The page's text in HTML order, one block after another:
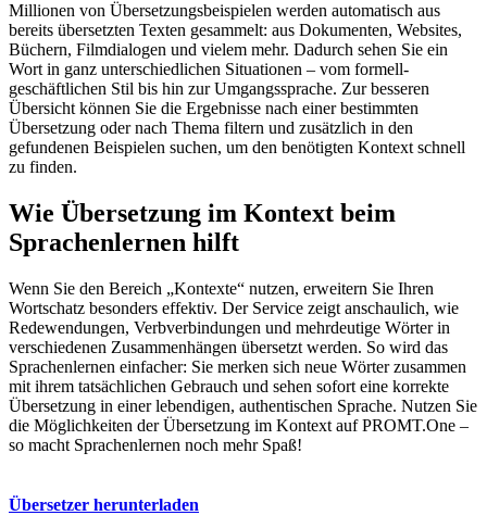
Millionen von Übersetzungsbeispielen werden automatisch aus
bereits übersetzten Texten gesammelt: aus Dokumenten, Websites,
Büchern, Filmdialogen und vielem mehr. Dadurch sehen Sie ein
Wort in ganz unterschiedlichen Situationen – vom formell-
geschäftlichen Stil bis hin zur Umgangssprache. Zur besseren
Übersicht können Sie die Ergebnisse nach einer bestimmten
Übersetzung oder nach Thema filtern und zusätzlich in den
gefundenen Beispielen suchen, um den benötigten Kontext schnell
zu finden.
Wie Übersetzung im Kontext beim
Sprachenlernen hilft
Wenn Sie den Bereich „Kontexte“ nutzen, erweitern Sie Ihren
Wortschatz besonders effektiv. Der Service zeigt anschaulich, wie
Redewendungen, Verbverbindungen und mehrdeutige Wörter in
verschiedenen Zusammenhängen übersetzt werden. So wird das
Sprachenlernen einfacher: Sie merken sich neue Wörter zusammen
mit ihrem tatsächlichen Gebrauch und sehen sofort eine korrekte
Übersetzung in einer lebendigen, authentischen Sprache. Nutzen Sie
die Möglichkeiten der Übersetzung im Kontext auf PROMT.One –
so macht Sprachenlernen noch mehr Spaß!
Übersetzer herunterladen